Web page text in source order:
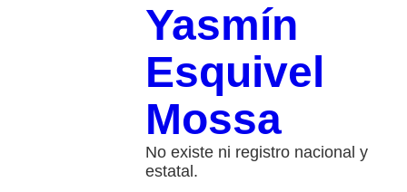
Yasmín
Esquivel
Mossa
No existe ni registro nacional y
estatal.